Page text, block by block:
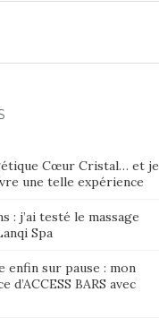
Cœur Cristal… et je
une telle expérience
: j’ai testé le massage
Spa
enfin sur pause : mon
d’ACCESS BARS avec